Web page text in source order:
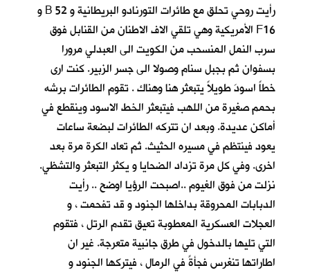
رأيت روحي تحلق مع طائرات التورنادو البريطانية و 52 B و
F16 الأمريكية وهي تلقي الاف الاطنان من القنابل فوق
سرب النمل المنسحب من الكويت الى العبدلي مرورا
بسفوان ثم بجبل سنام وصولا الى جسر الزبير. كنت ارى
خطاً اسودَ طويلاً يتبعثر هنا وهناك . تقوم الطائرات برشه
بحمم صغيرة من اللهب فيتبعثر الخط الاسود وينقطع في
أماكن عديدة. وبعد ان تتركه الطائرات لبضعة ساعات
يعود فينتظم في مسيره الحثيث. ثم تعاد الكرة مرة بعد
اخرى. وفي كل مرة تزداد الضحايا و يكثر التبعثر والتشظي.
نزلت من فوق الغيوم ..اصبحت الرؤيا اوضح .. رأيت
الدبابات المحروقة بداخلها الجنود و قد تفحمت ، و
العجلات العسكرية المعطوبة تعيق تقدم الرتل ، فتقوم
التي تليها بالدخول في طرق جانبية متعرجة. غير ان
اطاراتها تنغرس فجأةً في الرمال ، فيتركها الجنود و